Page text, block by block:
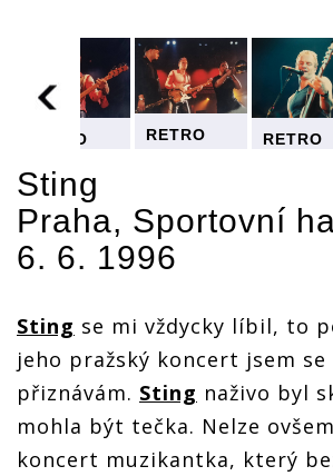
RETRO
Sting
poprvé v
Česku.
konečně
další hity
The
Police
RETRO
Česku.
Praha
konečně
slyšela
další hity
The
Police
RETRO
Česku.
další
The
Police
Sting
Praha, Sportovní
6. 6. 1996
Sting se mi vždycky líbil, to
jeho pražský koncert jsem
přiznávám. Sting naživo byl
mohla být tečka. Nelze
koncert muzikantka, který